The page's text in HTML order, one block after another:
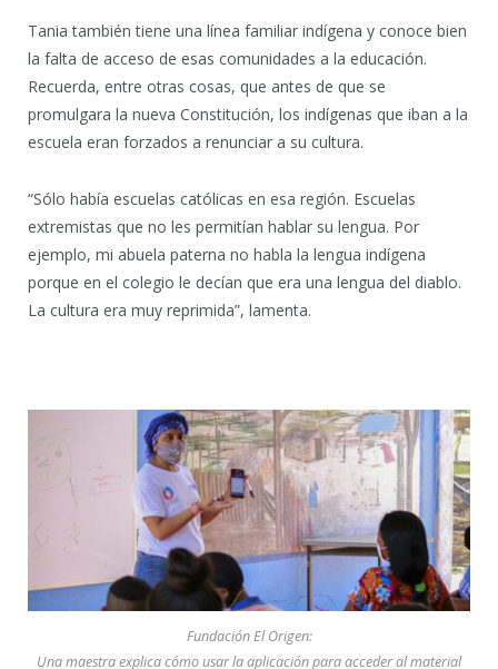
Tania también tiene una línea familiar indígena y conoce bien
la falta de acceso de esas comunidades a la educación.
Recuerda, entre otras cosas, que antes de que se
promulgara la nueva Constitución, los indígenas que iban a la
escuela eran forzados a renunciar a su cultura.
“Sólo había escuelas católicas en esa región. Escuelas
extremistas que no les permitían hablar su lengua. Por
ejemplo, mi abuela paterna no habla la lengua indígena
porque en el colegio le decían que era una lengua del diablo.
La cultura era muy reprimida”, lamenta.
Fundación El Origen:
Una maestra explica cómo usar la aplicación para acceder al material